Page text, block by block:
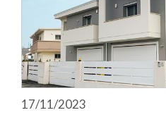
17/11/2023